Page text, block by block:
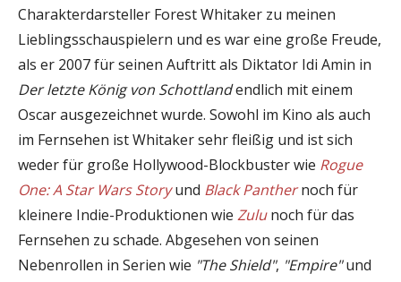
Charakterdarsteller Forest Whitaker zu meinen
Lieblingsschauspielern und es war eine große Freude,
als er 2007 für seinen Auftritt als Diktator Idi Amin in
Der letzte König von Schottlandendlich mit einem
Oscar ausgezeichnet wurde. Sowohl im Kino als auch
im Fernsehen ist Whitaker sehr fleißig und ist sich
weder für große Hollywood-Blockbuster wie Rogue
One: A Star Wars Storyund Black Panthernoch für
kleinere Indie-Produktionen wie Zulunoch für das
Fernsehen zu schade. Abgesehen von seinen
Nebenrollen in Serien wie "The Shield", "Empire"und